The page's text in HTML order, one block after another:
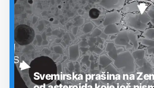
Svemirska prašina na